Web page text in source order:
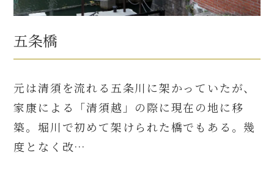
五条橋
元は清須を流れる五条川に架かっていたが、
家康による「清須越」の際に現在の地に移
築。堀川で初めて架けられた橋でもある。幾
度となく改…